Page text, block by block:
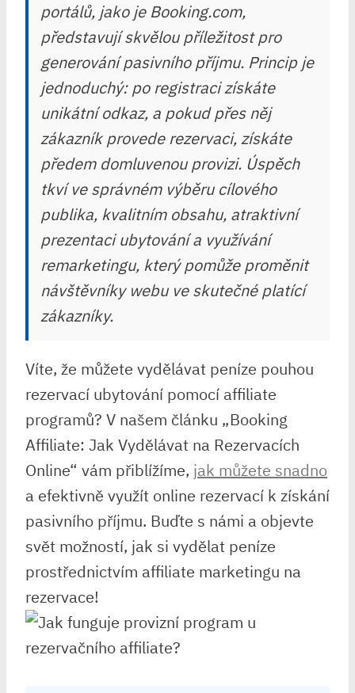
portálů, jako je Booking.com,
představují skvělou příležitost pro
generování pasivního příjmu. Princip je
jednoduchý: po registraci získáte
unikátní odkaz, a pokud přes něj
zákazník provede rezervaci, získáte
předem domluvenou provizi. Úspěch
tkví ve správném výběru cílového
publika, kvalitním obsahu, atraktivní
prezentaci ubytování a využívání
remarketingu, který pomůže proměnit
návštěvníky webu ve skutečné platící
zákazníky.
Víte, že můžete vydělávat peníze pouhou
rezervací ubytování pomocí affiliate
programů? V našem článku „Booking
Affiliate: Jak Vydělávat na Rezervacích
Online“ vám přiblížíme, jak můžete snadno
a efektivně využít online rezervací k získání
pasivního příjmu. Buďte s námi a objevte
svět možností, jak si vydělat peníze
prostřednictvím affiliate marketingu na
rezervace!